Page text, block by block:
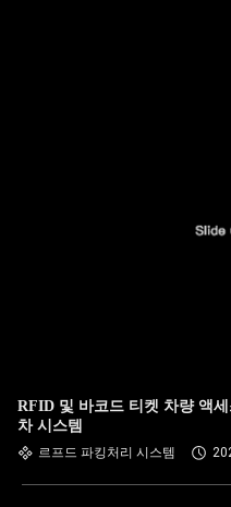
RFID 및 바코드 티켓 차량 액
차 시스템
르프드 파킹처리 시스템